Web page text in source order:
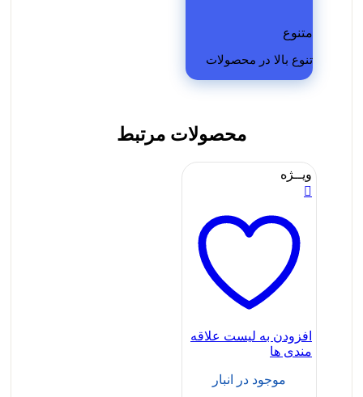
متنوع
تنوع بالا در محصولات
محصولات مرتبط
ویــژه
افزودن به لیست علاقه
مندی ها
موجود در انبار